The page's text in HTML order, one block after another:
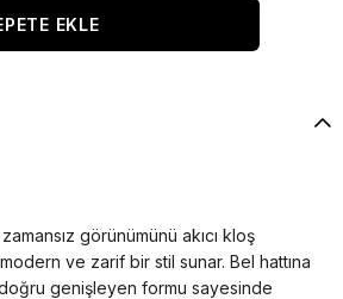
görünümünü akıcı kloş
ve zarif bir stil sunar. Bel hattına
doğru genişleyen formu sayesinde